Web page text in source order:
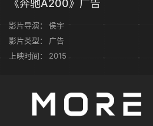
《奔驰A200》广告
影片导演：
侯宇
影片类型：
广告
上映时间：
2015